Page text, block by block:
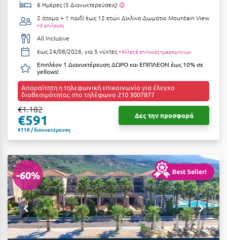
Ιωάννινα
Καβάλα
Καλάβρυτα
Καλαμάτα
Κάλαμος
Καλαμπάκα
Καμένα Βούρλα
Καρδάμαινα
Καρδαμύλη
Καρδίτσα
6 Ημέρες (5 Διανυκτερεύσεις)
2 άτομα + 1 παιδί έως 12 ετώνΔίκλινο Δωμάτιο Mountain View
+5 επιλογές
All Inclusive
έως 24/08/2026, για 5 νύχτες +Άλλες 6 επιλογές ημερομηνιών
Επιπλέον 1 Διανυκτέρευση ΔΩΡΟ και ΕΠΙΠΛΕΟΝ έως 10% σε
yellows!
Απαραίτητη η τηλεφωνική επικοινωνία για έλεγχο
διαθεσιμότητας στο τηλέφωνο 210 3007877
€1.182
€591
€118 / διανυκτέρευση
Δες την προσφορά
-60%